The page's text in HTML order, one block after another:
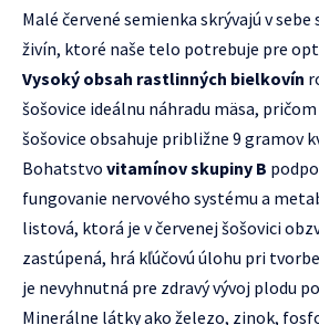
Malé červené semienka skrývajú v
živín, ktoré naše telo potrebuje pre
Vysoký obsah rastlinných bielkovín
šošovice ideálnu náhradu mäsa,
šošovice obsahuje približne 9 gramov
Bohatstvo vitamínov skupiny B
fungovanie nervového systému a
listová, ktorá je v červenej šošovici
zastúpená, hrá kľúčovú úlohu pri
je nevyhnutná pre zdravý vývoj plodu
Minerálne látky ako železo, zinok,